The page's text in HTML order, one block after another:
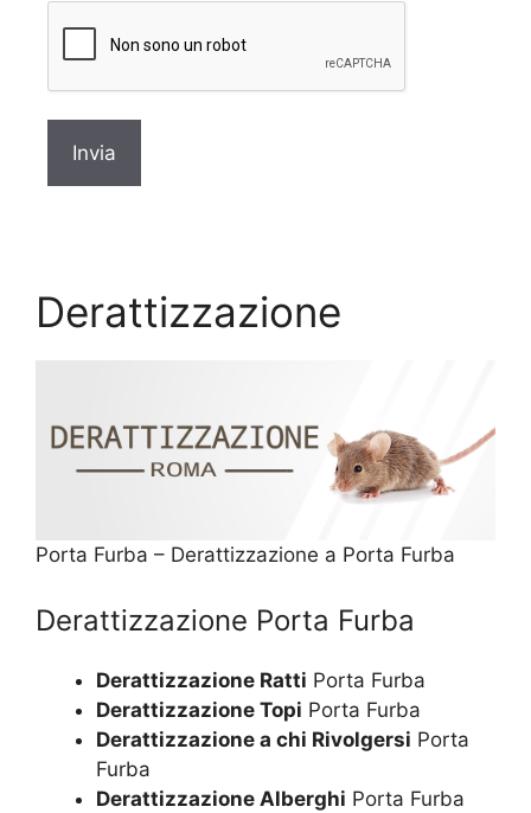
Derattizzazione
Porta Furba – Derattizzazione a Porta Furba
Derattizzazione Porta Furba
Derattizzazione Ratti Porta Furba
Derattizzazione Topi Porta Furba
Derattizzazione a chi Rivolgersi Porta
Furba
Derattizzazione Alberghi Porta Furba